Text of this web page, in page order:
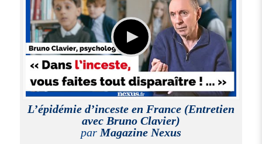
L’épidémie d’inceste en France (Entretien
avec Bruno Clavier)
par Magazine Nexus